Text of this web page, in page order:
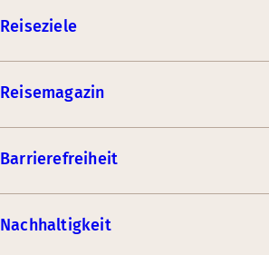
Reiseziele
Reisemagazin
Barrierefreiheit
Nachhaltigkeit